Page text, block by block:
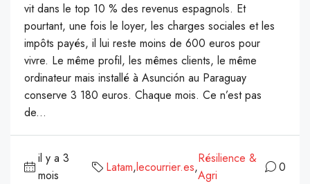
vit dans le top 10 % des revenus espagnols. Et
pourtant, une fois le loyer, les charges sociales et les
impôts payés, il lui reste moins de 600 euros pour
vivre. Le même profil, les mêmes clients, le même
ordinateur mais installé à Asunción au Paraguay
conserve 3 180 euros. Chaque mois. Ce n’est pas
de...
il y a 3
mois
Latam,lecourrier.es,
Résilience &
Agri
0